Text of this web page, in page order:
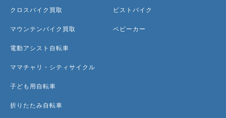
クロスバイク買取
マウンテンバイク買取
電動アシスト自転車
ママチャリ・シティサイクル
子ども用自転車
折りたたみ自転車
ピストバイク
ベビーカー